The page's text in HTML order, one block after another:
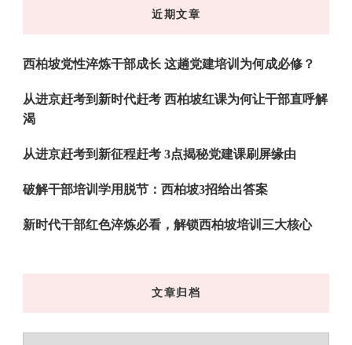
近期文章
西柏坡党性淬炼干部成长 这趟党建培训为何成必修？
从进京赶考到新时代赶考 西柏坡红课为何让干部直呼解
渴
从进京赶考到新征程赶考 3点揭秘党建课刷屏缘由
破解干部培训学用脱节：西柏坡3招给出答案
新时代干部红色淬炼必看，解锁西柏坡培训三大核心
文章归档